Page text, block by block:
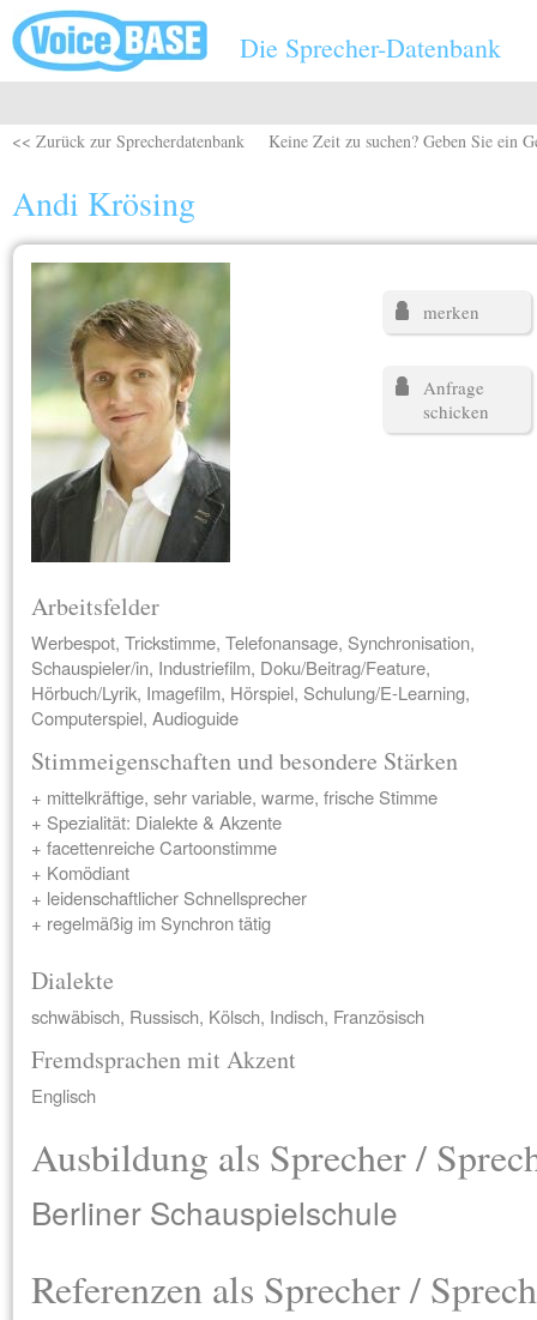
Direkt zum Inhalt
Die Sprecher-Datenbank
<< Zurück zur Sprecherdatenbank Keine Zeit zu suchen? Geben Sie ein
Andi Krösing
merken
Anfrage
schicken
Arbeitsfelder
Werbespot, Trickstimme, Telefonansage, Synchronisation,
Schauspieler/in, Industriefilm, Doku/Beitrag/Feature,
Hörbuch/Lyrik, Imagefilm, Hörspiel, Schulung/E-Learning,
Computerspiel, Audioguide
Stimmeigenschaften und besondere Stärken
+ mittelkräftige, sehr variable, warme, frische Stimme
+ Spezialität: Dialekte & Akzente
+ facettenreiche Cartoonstimme
+ Komödiant
+ leidenschaftlicher Schnellsprecher
+ regelmäßig im Synchron tätig
Dialekte
schwäbisch, Russisch, Kölsch, Indisch, Französisch
Fremdsprachen mit Akzent
Englisch
Ausbildung als Sprecher /
Berliner Schauspielschule
Referenzen als Sprecher /